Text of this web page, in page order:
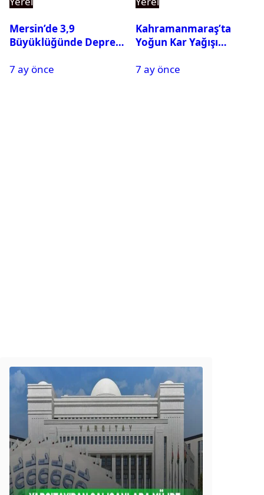
Mersin’de 3,9
Büyüklüğünde Deprem
7 ay önce
Kahramanmaraş’ta
Yoğun Kar Yağışı
Tatil
7 ay önce